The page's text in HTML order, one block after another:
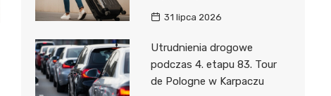
31 lipca 2026
Utrudnienia drogowe
podczas 4. etapu 83. Tour
de Pologne w Karpaczu